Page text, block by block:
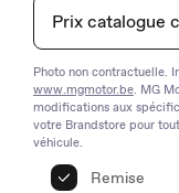
Prix catalogue
Photo non contractuelle.
www.mgmotor.be. MG
modifications aux
votre Brandstore pour
véhicule.
Remise